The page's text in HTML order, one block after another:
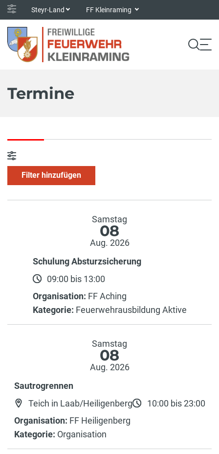
Steyr-Land FF Kleinraming
Termine
Filter hinzufügen
Samstag
08
Aug. 2026
Schulung Absturzsicherung
09:00 bis 13:00
Organisation: FF Aching
Kategorie: Feuerwehrausbildung Aktive
Samstag
08
Aug. 2026
Sautrogrennen
Teich in Laab/Heiligenberg
10:00 bis 23:00
Organisation: FF Heiligenberg
Kategorie: Organisation